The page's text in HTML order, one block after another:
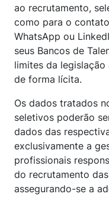
ao recrutamento,
como para o
WhatsApp ou
seus Bancos de
limites da
de forma lícita.
Os dados tratados
seletivos poderão
dados das
exclusivamente a
profissionais
do recrutamento
assegurando-se a